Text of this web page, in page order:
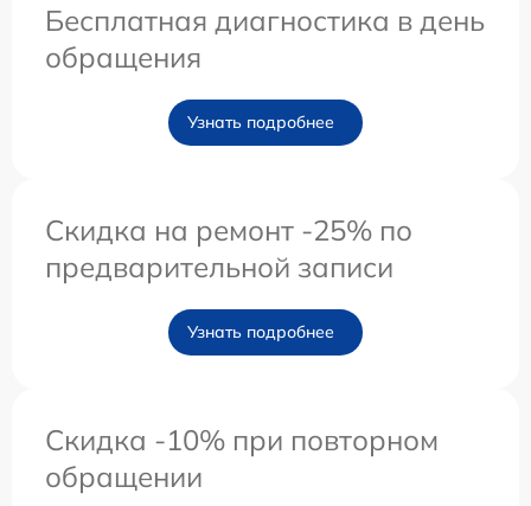
Бесплатная диагностика в день
обращения
Узнать подробнее
Скидка на ремонт -25% по
предварительной записи
Узнать подробнее
Скидка -10% при повторном
обращении